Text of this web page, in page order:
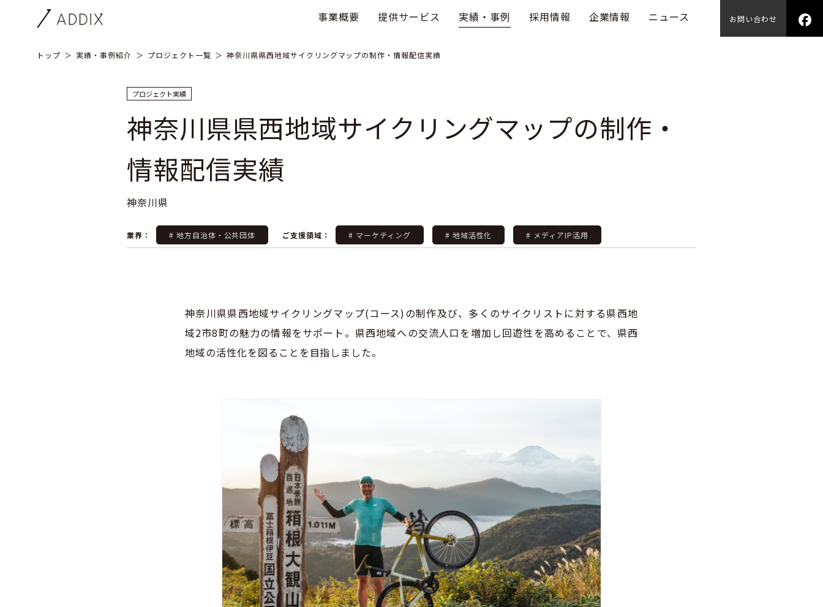
事業概要 提供サービス 実績・事例 採用情報 企業情報 ニュース お問い合わせ
トップ 実績・事例紹介 プロジェクト一覧 神奈川県県西地域サイクリングマップの制作・情報配信実績
プロジェクト実績
神奈川県県西地域サイクリングマップの制作・
情報配信実績
神奈川県
業界： # 地方自治体・公共団体 ご支援領域： # マーケティング # 地域活性化 # メディアIP活用
神奈川県県西地域サイクリングマップ(コース)の制作及び、多くのサイクリストに対する県西地
域2市8町の魅力の情報をサポート。県西地域への交流人口を増加し回遊性を高めることで、県西
地域の活性化を図ることを目指しました。